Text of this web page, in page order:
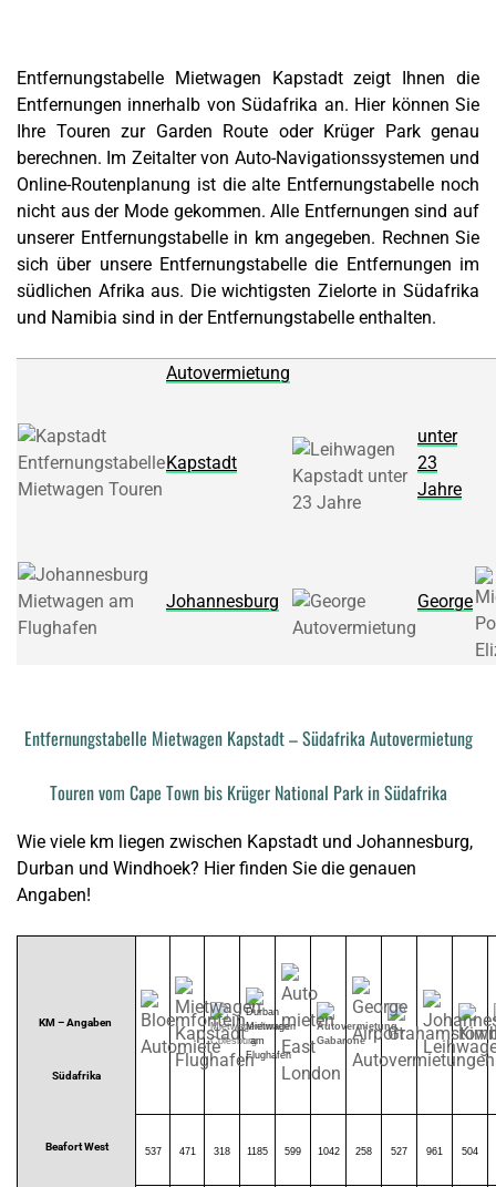
Entfernungstabelle Mietwagen Kapstadt zeigt Ihnen die
Entfernungen innerhalb von Südafrika an. Hier können Sie
Ihre Touren zur Garden Route oder Krüger Park genau
berechnen. Im Zeitalter von Auto-Navigationssystemen und
Online-Routenplanung ist die alte Entfernungstabelle noch
nicht aus der Mode gekommen. Alle Entfernungen sind auf
unserer Entfernungstabelle in km angegeben. Rechnen Sie
sich über unsere Entfernungstabelle die Entfernungen im
südlichen Afrika aus. Die wichtigsten Zielorte in Südafrika
und Namibia sind in der Entfernungstabelle enthalten.
Autovermietung
Kapstadt
unter
23
Jahre
Johannesburg George
Entfernungstabelle Mietwagen Kapstadt – Südafrika Autovermietung
Touren vom Cape Town bis Krüger National Park in Südafrika
Wie viele km liegen zwischen Kapstadt und Johannesburg,
Durban und Windhoek? Hier finden Sie die genauen
Angaben!
KM – Angaben
Südafrika
Beafort West 537 471 318 1185 599 1042 258 527 961 504